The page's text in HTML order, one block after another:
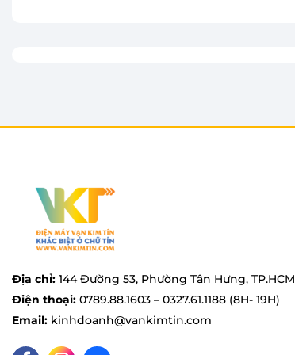
Địa chỉ: 144 Đường 53, Phường Tân Hưng, TP.HCM
Điện thoại: 0789.88.1603 – 0327.61.1188 (8H- 19H)
Email: kinhdoanh@vankimtin.com